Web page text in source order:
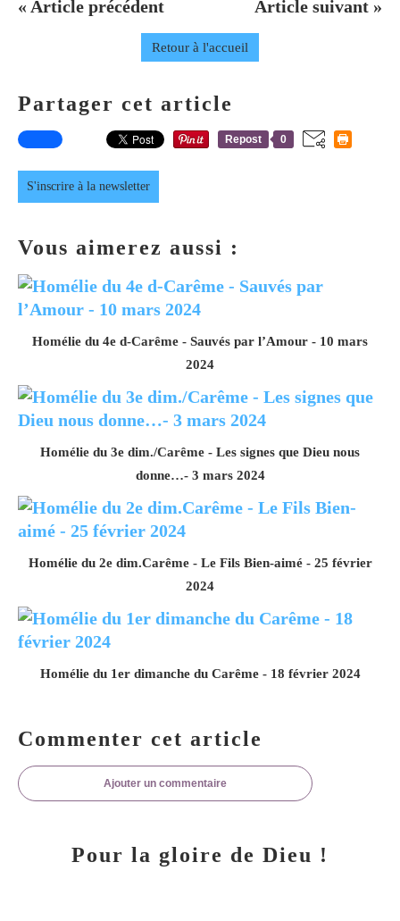
« Article précédent Article suivant »
Retour à l'accueil
Partager cet article
Repost 0
S'inscrire à la newsletter
Vous aimerez aussi :
Homélie du 4e d-Carême - Sauvés par l’Amour - 10 mars
2024
Homélie du 3e dim./Carême - Les signes que Dieu nous
donne…- 3 mars 2024
Homélie du 2e dim.Carême - Le Fils Bien-aimé - 25 février
2024
Homélie du 1er dimanche du Carême - 18 février 2024
Commenter cet article
Ajouter un commentaire
Pour la gloire de Dieu !